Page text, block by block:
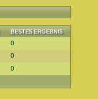
BESTES ERGEBNIS
0
0
0